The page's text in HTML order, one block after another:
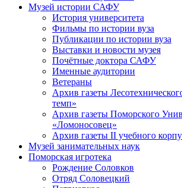
Музей истории САФУ
История университета
Фильмы по истории вуза
Публикации по истории вуза
Выставки и новости музея
Почётные доктора САФУ
Именные аудитории
Ветераны
Архив газеты
темп»
Архив газеты Поморского
«Ломоносовец»
Архив газеты II учебного
Музей занимательных наук
Поморская игротека
Рождение Соловков
Отряд Соловецкий